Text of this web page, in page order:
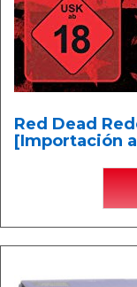
Red Dead
[Importación